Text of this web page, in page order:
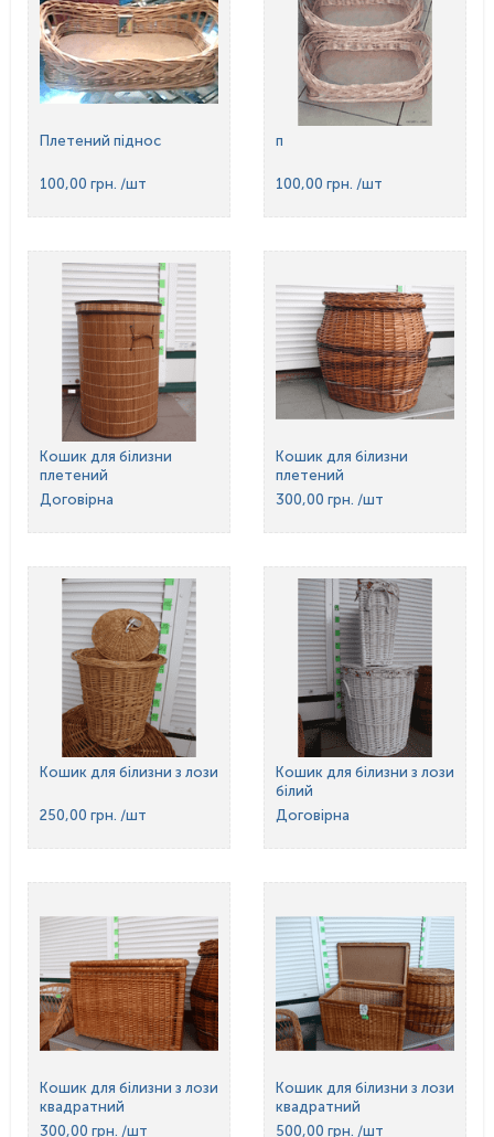
Плетений піднос
100,00 грн. /шт
п
100,00 грн. /шт
Кошик для білизни
плетений
Договірна
Кошик для білизни
плетений
300,00 грн. /шт
Кошик для білизни з лози
250,00 грн. /шт
Кошик для білизни з лози
білий
Договірна
Кошик для білизни з лози
квадратний
300,00 грн. /шт
Кошик для білизни з лози
квадратний
500,00 грн. /шт